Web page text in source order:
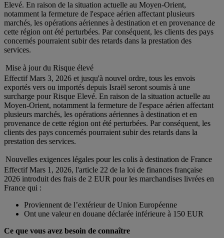
Elevé. En raison de la situation actuelle au Moyen-Orient,
notamment la fermeture de l'espace aérien affectant plusieurs
marchés, les opérations aériennes à destination et en provenance de
cette région ont été perturbées. Par conséquent, les clients des pays
concernés pourraient subir des retards dans la prestation des
services.
Mise à jour du Risque élevé
Effectif Mars 3, 2026 et jusqu'à nouvel ordre, tous les envois
exportés vers ou importés depuis Israël seront soumis à une
surcharge pour Risque Elevé. En raison de la situation actuelle au
Moyen-Orient, notamment la fermeture de l'espace aérien affectant
plusieurs marchés, les opérations aériennes à destination et en
provenance de cette région ont été perturbées. Par conséquent, les
clients des pays concernés pourraient subir des retards dans la
prestation des services.
Nouvelles exigences légales pour les colis à destination de France
Effectif Mars 1, 2026, l'article 22 de la loi de finances française
2026 introduit des frais de 2 EUR pour les marchandises livrées en
France qui :
Proviennent de l’extérieur de Union Européenne
Ont une valeur en douane déclarée inférieure à 150 EUR
Ce que vous avez besoin de connaître